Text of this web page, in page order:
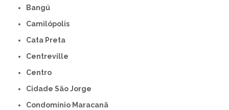
Bangú
Camilópolis
Cata Preta
Centreville
Centro
Cidade São Jorge
Condomínio Maracanã